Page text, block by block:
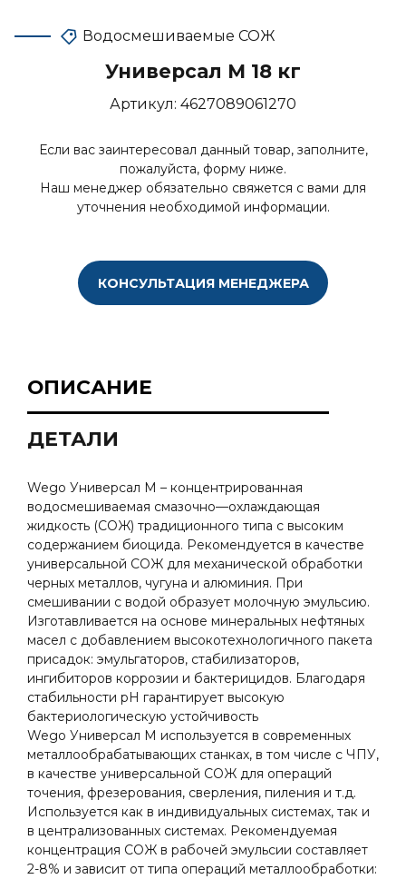
Водосмешиваемые СОЖ
Универсал М 18 кг
Артикул: 4627089061270
Если вас заинтересовал данный товар, заполните,
пожалуйста, форму ниже.
Наш менеджер обязательно свяжется с вами для
уточнения необходимой информации.
КОНСУЛЬТАЦИЯ МЕНЕДЖЕРА
ОПИСАНИЕ
ДЕТАЛИ
Wego Универсал М – концентрированная
водосмешиваемая смазочно—охлаждающая
жидкость (СОЖ) традиционного типа с высоким
содержанием биоцида. Рекомендуется в качестве
универсальной СОЖ для механической обработки
черных металлов, чугуна и алюминия. При
смешивании с водой образует молочную эмульсию.
Изготавливается на основе минеральных нефтяных
масел с добавлением высокотехнологичного пакета
присадок: эмульгаторов, стабилизаторов,
ингибиторов коррозии и бактерицидов. Благодаря
стабильности рН гарантирует высокую
бактериологическую устойчивость
Wego Универсал М используется в современных
металлообрабатывающих станках, в том числе с ЧПУ,
в качестве универсальной СОЖ для операций
точения, фрезерования, сверления, пиления и т.д.
Используется как в индивидуальных системах, так и
в централизованных системах. Рекомендуемая
концентрация СОЖ в рабочей эмульсии составляет
2-8% и зависит от типа операций металлообработки: